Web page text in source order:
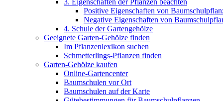
3. Eigenschaften der Pflanzen beachten
Positive Eigenschaften von
Negative Eigenschaften von
4. Schule der Gartengehölze
Geeignete Garten-Gehölze finden
Im Pflanzenlexikon suchen
Schmetterlings-Pflanzen finden
Garten-Gehölze kaufen
Online-Gartencenter
Baumschulen vor Ort
Baumschulen auf der Karte